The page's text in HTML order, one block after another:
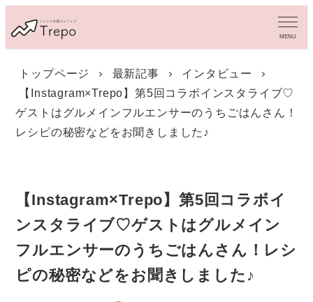
イ
MENU
トップページ 最新記事
インタビュー
【Instagram×Trepo】第5回コラボインスタライブ♡
ゲストはグルメインフルエンサーのうちごはんさん！
レシピの秘密などをお聞きしました♪
【Instagram×Trepo】第5回コラボイ
ンスタライブ♡ゲストはグルメイン
フルエンサーのうちごはんさん！レシ
ピの秘密などをお聞きしました♪